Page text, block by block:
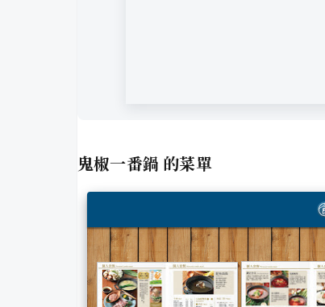
鬼椒一番鍋 的菜單